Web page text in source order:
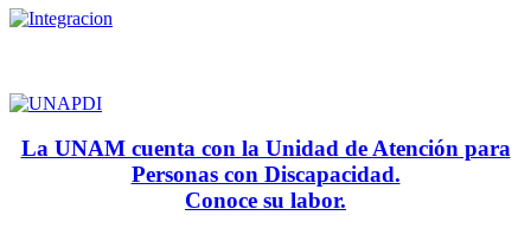
La UNAM cuenta con la Unidad de Atención para
Personas con Discapacidad.
Conoce su labor.